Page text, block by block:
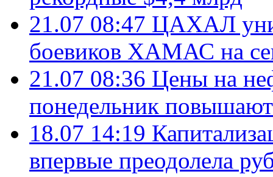
21.07 08:47 ЦАХАЛ
боевиков ХАМАС на
21.07 08:36 Цены на
понедельник
18.07 14:19
впервые преодолела